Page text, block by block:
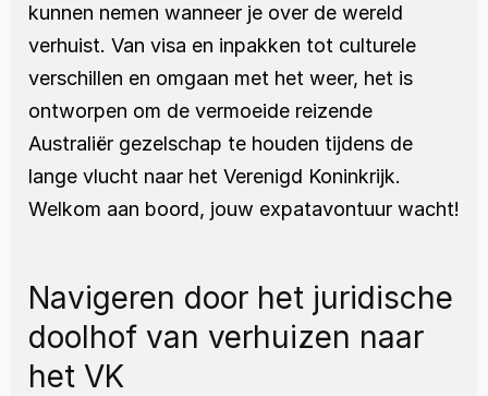
kunnen nemen wanneer je over de wereld
verhuist. Van visa en inpakken tot culturele
verschillen en omgaan met het weer, het is
ontworpen om de vermoeide reizende
Australiër gezelschap te houden tijdens de
lange vlucht naar het Verenigd Koninkrijk.
Welkom aan boord, jouw expatavontuur wacht!
Navigeren door het juridische
doolhof van verhuizen naar
het VK